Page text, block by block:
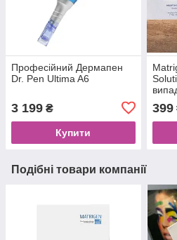
Професійний Дермапен
Dr. Pen Ultima A6
3 199 ₴
Купити
399
Подібні товари компанії